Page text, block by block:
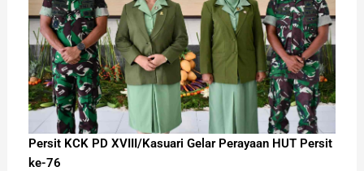
Persit KCK PD XVIII/Kasuari Gelar Perayaan HUT Persit
ke-76